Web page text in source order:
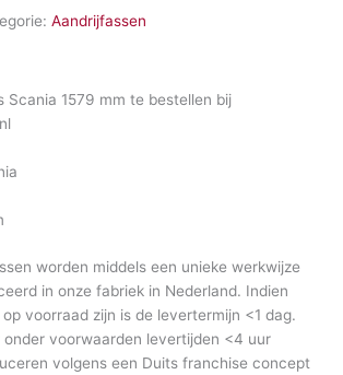
Aandrijfassen
Scania 1579 mm te bestellen bij
worden middels een unieke werkwijze
in onze fabriek in Nederland. Indien
voorraad zijn is de levertermijn <1 dag.
onder voorwaarden levertijden <4 uur
volgens een Duits franchise concept